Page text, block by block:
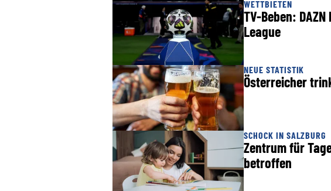
WETTBIETEN
TV-Beben:
League
NEUE STATISTIK
Österreicher
SCHOCK IN SALZBURG
Zentrum für
betroffen